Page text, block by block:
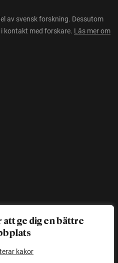
ge dig en bättre
kakor
av svensk forskning. Dessutom
kontakt med forskare. Läs mer om